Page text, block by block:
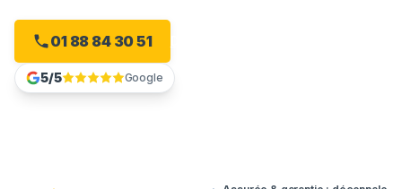
01 88 84 30 51
5/5 Google